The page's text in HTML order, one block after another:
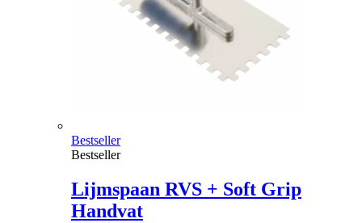
Bestseller
Bestseller
Lijmspaan RVS + Soft Grip
Handvat